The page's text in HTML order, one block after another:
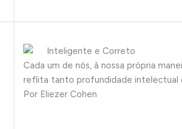
Inteligente e Correto
Cada um de nós, à nossa própria
reflita tanto profundidade intelectual
Por Eliezer Cohen